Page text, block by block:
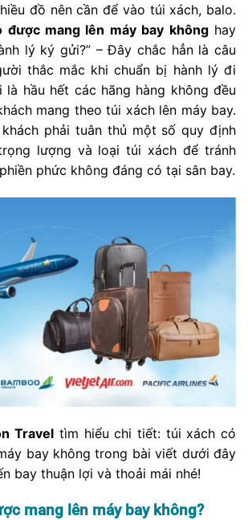
đồ nên cần để vào túi xách, balo.
được mang lên máy bay khônghay
lý ký gửi?” – Đây chắc hẳn là câu
thắc mắc khi chuẩn bị hành lý đi
là hầu hết các hãng hàng không đều
mang theo túi xách lên máy bay.
khách phải tuân thủ một số quy định
lượng và loại túi xách để tránh
phức không đáng có tại sân bay.
Travel tìm hiểu chi tiết: túi xách có
bay không trong bài viết dưới đây
bay thuận lợi và thoải mái nhé!
mang lên máy bay không?